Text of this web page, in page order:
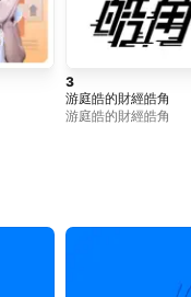
3
游庭皓的財經皓角
游庭皓的財經皓角